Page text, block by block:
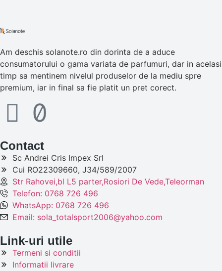
Am deschis solanote.ro din dorinta de a aduce
consumatorului o gama variata de parfumuri, dar in acelasi
timp sa mentinem nivelul produselor de la mediu spre
premium, iar in final sa fie platit un pret corect.
Contact
Sc Andrei Cris Impex Srl
Cui RO22309660, J34/589/2007
Str Rahovei,bl L5 parter,Rosiori De Vede,Teleorman
Telefon: 0768 726 496
WhatsApp: 0768 726 496
Email: sola_totalsport2006@yahoo.com
Link-uri utile
Termeni si conditii
Informatii livrare